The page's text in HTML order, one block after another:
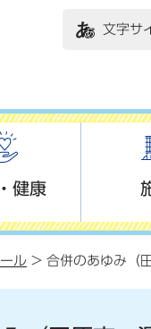
文字サ
健康
ル > 合併のあゆみ（